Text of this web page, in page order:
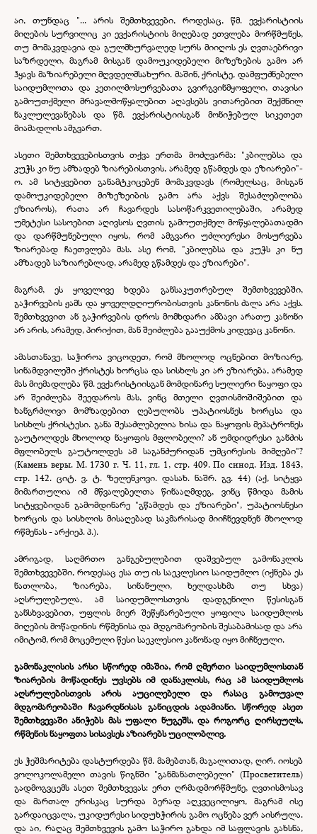
აი, თუნდაც "... არის შემთხვევები, როდესაც, წმ. ევქარისტიის
მიღების სურვილიც კი ევქარისტიის მიღებად ეთვლება მორწმუნეს,
თუ მომაკვდავია და გულმხურვალედ სურს მიიღოს ეს ღვთაებრივი
საზრდელი, მაგრამ მისგან დამოუკიდებელი მიზეზების გამო არ
ჰყავს მაზიარებელი მღვდელმსახური. მაშინ, ქრისტე, დამფუძნებელი
საიდუმლოთა და კეთილმოსურვებათა გვირგვინმყოფელი, თავისი
გამოუთქმელი მრავალმოწყალებით აღავსებს ვითარებით შექმნილ
ნაკლულევანებას და წმ. ევქარისტიისგან მონიჭებულ სიკეთეთ
მიამადლის ამგვართ.
ასეთი შემთხვევებისთვის თქვა ერთმა მოძღვარმა: "კბილებსა და
კუჭს კი ნუ ამზადებ ზიარებისთვის, არამედ გწამდეს და ეზიარები"-
ო. ამ სიტყვებით განამტკიცებენ მომაკვდავს (რომელსაც, მისგან
დამოუკიდებელი მიზეზეიბის გამო არა აქვს შესაძლებლობა
ეზიაროს), რათა არ ჩავარდეს სასოწარკვეთილებაში, არამედ
უმეტესი სასოებით აღივსოს ღვთის გამოუთქმელ მოწყალებათადმი
და დარწმუნებული იყოს, რომ ამგვარი უძლიერესი მოსურვება
ზიარებად ჩაეთვლება მას. ასე რომ, "კბილებსა და კუჭს კი ნუ
ამზადებ საზიარებლად, არამედ გწამდეს და ეზიარები".
მაგრამ, ეს ყოველივე ხდება განსაკუთრებულ შემთხვევებში,
გაჭირვების ჟამს და ყოველდღიურობისთვის კანონის ძალა არა აქვს.
შემთხვევით ან გაჭირვების დროს მომხდარი ამბავი არათუ კანონი
არ არის, არამედ, პირიქით, მან შეიძლება გააუქმოს კიდევაც კანონი.
ამასთანავე, საჭიროა ვიცოდეთ, რომ მხოლოდ ოცნებით მოზიარე,
სინამდვილეში ქრისტეს ხორცსა და სისხლს კი არ ეზიარება, არამედ
მას მიემადლება წმ. ევქარისტიისგან მომდინარე სულიერი ნაყოფი და
არ შეიძლება შეედაროს მას, ვინც მთელი ღვთისმოშიშებით და
ხანგრძლივი მომზადებით ღებულობს უპატიოსნეს ხორცსა და
სისხლს ქრისტესი. განა შესაძლებელია ხისა და ნაყოფის მეპატრონეს
გაუტოლდეს მხოლოდ ნაყოფის მფლობელი? ან უმდიდრესი განძის
მფლობელს გაუტოლდეს ამ საგანძურიდან უმცირესის მიმღები"?
(Камень веры. М. 1730 г. Ч. 11, гл. 1, стр. 409. По синод. Изд. 1843,
стр. 142. ციტ. ვ. ტ. ზელენკოვი. დასახ. ნაშრ. გვ. 44) (აქ, სიტყვა
მიმართულია იმ მწვალებელთა წინააღმდეგ, ვინც წმიდა მამის
სიტყვებიდან გამომდინარე "გწამდეს და ეზიარები", უპატიოსნესი
ხორცის და სისხლის მისაღებად საკმარისად მიიჩნევდნენ მხოლოდ
რწმენას -არქიეპ. პ.).
ამრიგად, საღმრთო განგებულებით დაშვებულ გამონაკლის
შემთხვევებში, როდესაც ესა თუ ის საეკლესიო საიდუმლო (იქნება ეს
ნათლობა, ზიარება, სინანული, ხელდასხმა თუ სხვა)
აღსრულებულა, ამ საიდუმლოსთვის დადგენილი წესისგან
განსხვავებით, უფლის მიერ შეწყნარებული ყოფილა საიდუმლოს
მიღების მოწადინის რწმენისა და მდგომარეობის შესაბამისად და არა
იმიტომ, რომ მოცემული წესი საეკლესიო კანონად იყო მიჩნეული.
გამონაკლისის არსი სწორედ იმაშია, რომ ღმერთი საიდუმლოსთან
ზიარების მოწადინეს უვსებს იმ დანაკლისს, რაც ამ საიდუმლოს
აღსრულებისთვის არის აუცილებელი და რასაც გამოუვალ
მდგომარეობაში ჩავარდნისას განიცდის ადამიანი. სწორედ ასეთ
შემთხვევაში ანიჭებს მას უფალი ნუგეშს, და როგორც ღირსეულს,
რწმენის ნაყოფთა სისავსეს აზიარებს უცილობლივ.
ეს ჭეშმარიტება დასტურდება წმ. მამებთან, მაგალითად, ღირ. იოსებ
ვოლოკოლამელი თავის წიგნში "განმანათლებელი" (Просветитель)
გადმოგვცემს ასეთ შემთხვევას: ერთ ღრმადმორწმუნე, ღვთისმოსავ
და მართალ ერისკაც სურდა ბერად აღკვეცილიყო, მაგრამ ისე
გარდაიცვალა, უკიდურესი სიდუხჭირის გამო ოცნება ვერ აისრულა.
და აი, რაღაც შემთხვევის გამო საჭირო გახდა იმ საფლავის გახსნა,